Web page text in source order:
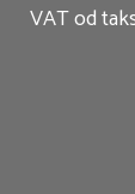
VAT od